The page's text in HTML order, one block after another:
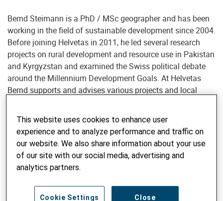
Bernd Steimann is a PhD / MSc geographer and has been
working in the field of sustainable development since 2004.
Before joining Helvetas in 2011, he led several research
projects on rural development and resource use in Pakistan
and Kyrgyzstan and examined the Swiss political debate
around the Millennium Development Goals. At Helvetas
Bernd supports and advises various projects and local
Eastern Europe in advocacy and policy dialogue with
decision-makers in politics, business and civil society. At
the same time, he represents Helvetas in several political
campaigns in Switzerland and coordinates regular
exchanges with parliamentarians.
RECHERCHER DANS LE BLOG
This website uses cookies to enhance user
experience and to analyze performance and traffic on
our website. We also share information about your use
of our site with our social media, advertising and
analytics partners.
Close
Cookie Settings